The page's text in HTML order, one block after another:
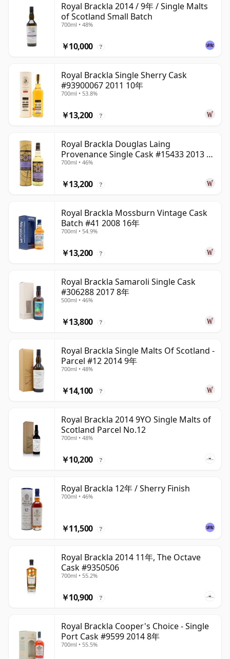
Royal Brackla 2014 / 9年 / Single Malts
of Scotland Small Batch
700ml • 48%
￥10,000 ?
Royal Brackla Single Sherry Cask
#93900067 2011 10年
700ml • 53.8%
￥13,200 ?
Royal Brackla Douglas Laing
Provenance Single Cask #15433 2013 8
年
700ml • 46%
￥13,200 ?
Royal Brackla Mossburn Vintage Cask
Batch #41 2008 16年
700ml • 54.9%
￥13,200 ?
Royal Brackla Samaroli Single Cask
#306288 2017 8年
500ml • 46%
￥13,800 ?
Royal Brackla Single Malts Of Scotland -
Parcel #12 2014 9年
700ml • 48%
￥14,100 ?
Royal Brackla 2014 9YO Single Malts of
Scotland Parcel No.12
700ml • 48%
￥10,200 ?
Royal Brackla 12年 / Sherry Finish
700ml • 46%
￥11,500 ?
Royal Brackla 2014 11年, The Octave
Cask #9350506
700ml • 55.2%
￥10,900 ?
Royal Brackla Cooper's Choice - Single
Port Cask #9599 2014 8年
700ml • 55.5%